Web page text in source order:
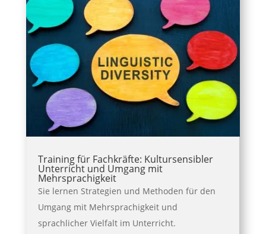
Training für Fachkräfte: Kultursensibler
Unterricht und Umgang mit
Mehrsprachigkeit
Sie lernen Strategien und Methoden für den
Umgang mit Mehrsprachigkeit und
sprachlicher Vielfalt im Unterricht.